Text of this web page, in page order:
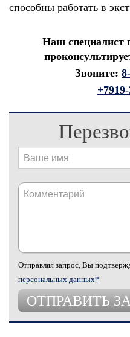
способны работать в
Наш специалист
Звоните:
Отправляя запрос, Вы
персональных данных*